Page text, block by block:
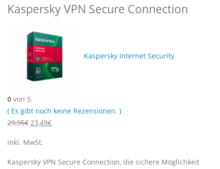
Kaspersky VPN Secure Connection
Kaspersky Internet Security
0 von 5
( Es gibt noch keine Rezensionen. )
29,95€ Ursprünglicher
war:
29,95€
23,49€Aktueller
23,49€.
inkl. MwSt.
Kaspersky VPN Secure Connection, die sichere Möglichkeit